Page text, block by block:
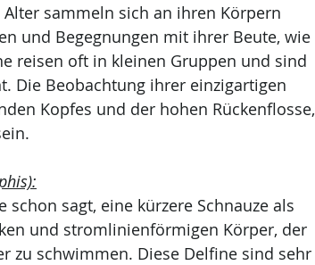
sammeln sich an ihren Körpern
und Begegnungen mit ihrer Beute, wie
reisen oft in kleinen Gruppen und sind
Die Beobachtung ihrer einzigartigen
Kopfes und der hohen Rückenflosse,
sagt, eine kürzere Schnauze als
und stromlinienförmigen Körper, der
zu schwimmen. Diese Delfine sind sehr